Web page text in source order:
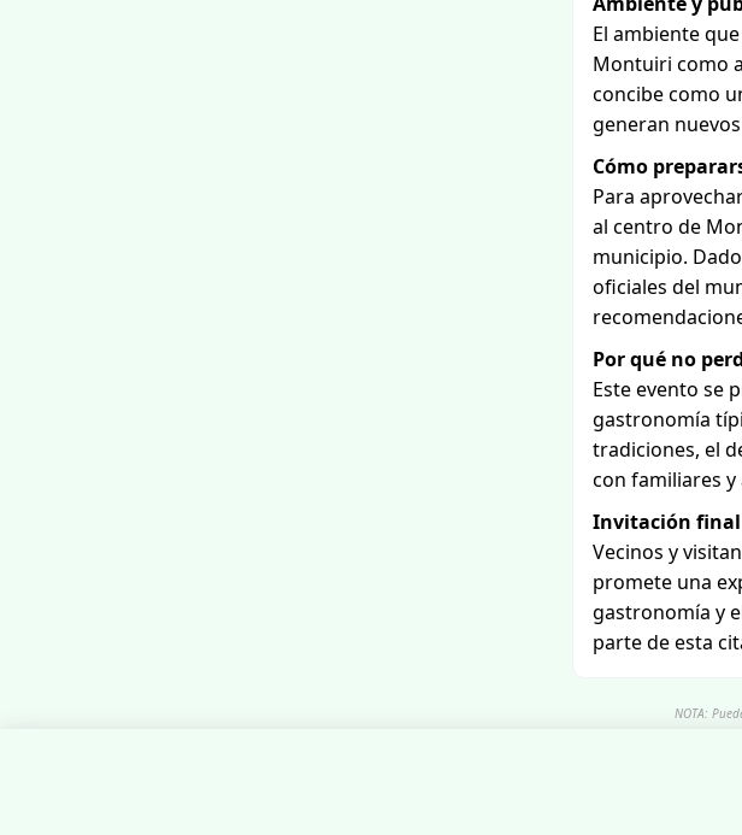
El ambiente
Montuiri como
concibe como
generan
Cómo
Para
al centro de
municipio.
oficiales del
Por qué no
Este evento se
gastronomía
tradiciones, el
con familiares y
Invitación final
Vecinos y
promete una
gastronomía y
parte de esta
NOTA: